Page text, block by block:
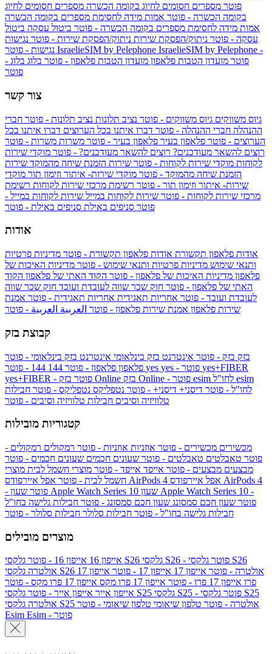
פוטר מספרים חסומים לחיוג בקומה הכשרה מספרים חסומים לחיוג
בקומה הכשרה - פוטר אמות מידה לחסימת מספרים בקומה הכשרה
אמות מידה לחסימת מספרים בקומה הכשרה - פוטר ביטול עסקה ביטול
עסקה - פוטר ניתוק/הפסקת שירות ניתוק/הפסקת שירות - פוטר נגישות
IsraelieSIM by Pelephone IsraelieSIM by Pelephone -
פוטר מועדון הטבות פלאפון מועדון הטבות פלאפון - פוטר בלוג בלוג -
פוטר
צור קשר
גיוס משווקים גיוס משווקים - פוטר נציב תלונות נציב תלונות - פוטר חברי
ההנהלה חברי ההנהלה - פוטר דברו איתנו בכל הערוצים דברו איתנו בכל
הערוצים - פוטר פלאפון בעיר פלאפון בעיר - פוטר משרות משרות - פוטר
רוצים להשאר מעודכנים? רוצים להשאר מעודכנים? - פוטר מוקדי שירות
לקוחות מוקדי שירות לקוחות - פוטר שירות הזמנת שיחה מהמוקד שירות
הזמנת שיחה מהמוקד - פוטר מוקדי שירות- איתור וזימון תור מוקדי
שירות- איתור וזימון תור - פוטר רשימת מרכזי שירות לקוחות רשימת
מרכזי שירות לקוחות - פוטר שירות לקוחות במייל שירות לקוחות במייל -
פוטר סניפים באילת סניפים באילת - פוטר
אודות
אודות פלאפון תקשורת אודות פלאפון תקשורת - פוטר מדיניות פרטיות
ותנאי שימוש מדיניות פרטיות ותנאי שימוש - פוטר מדיניות האיכות של
פלאפון מדיניות האיכות של פלאפון - פוטר הקוד האתי של פלאפון הקוד
האתי של פלאפון - פוטר חוק שכר שווה לעובדת ועובד חוק שכר שווה
לעובדת ועובד - פוטר אחריות תאגידית אחריות תאגידית - פוטר אמנת
שירות פלאפון אמנת שירות פלאפון - פוטר العربية العربية - פוטר
קבוצת בזק
בזק בזק - פוטר אינטרנט בזק בינלאומי אינטרנט בזק בינלאומי - פוטר
פלאפון פלאפון - פוטר 144 yes
yes+FIBER
yes+FIBER - פוטר בזק Online
esim
לחו"ל - פוטר דיסני+ דיסני+ - פוטר נטפליקס נטפליקס - פוטר חבילות
טלוויזיה וסיבים חבילות טלוויזיה וסיבים - פוטר
קטגוריות מובילות
מכשירים מכשירים - פוטר אוזניות אוזניות - פוטר רמקולים רמקולים -
פוטר טאבלטים טאבלטים - פוטר שעונים חכמים שעונים חכמים - פוטר
מבצעים מבצעים - פוטר אייפד אייפד - פוטר מוצרי חשמל לבית מוצרי
חשמל לבית - פוטר אפל איירפודס AirPods 4 אפל איירפודס AirPods 4
- פוטר שעון Apple Watch Series 10 שעון Apple Watch Series 10 -
פוטר שעון חכם סמסונג שעון חכם סמסונג - פוטר חבילות גלישה בחו"ל
חבילות גלישה בחו"ל - פוטר חבילות סלולר חבילות סלולר - פוטר
מוצרים מובילים
אייפון 16 אייפון 16 - פוטר גלקסי S26 גלקסי S26 - פוטר גלקסי S26
אולטרה
גלקסי S26 אולטרה - פוטר אייפון 17 אייפון 17 - פוטר
אייפון 17
פרו אייפון 17 פרו - פוטר אייפון 17 פרו מקס
אייפון 17 פרו מקס - פוטר
אייפון אייר אייפון אייר - פוטר גלקסי S25 גלקסי S25 - פוטר גלקסי S25
אולטרה
גלקסי S25 אולטרה - פוטר טלפון שיאומי טלפון שיאומי - פוטר
Esim
Esim - פוטר